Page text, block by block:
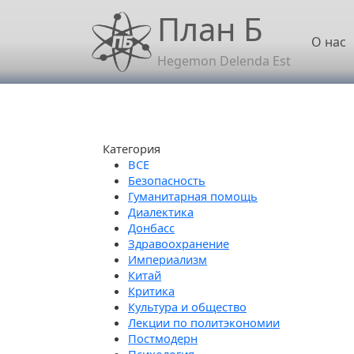
Перейти к основному содержаниюПлан Б
Hegemon Delenda Est
О нас
Категория
Безопасность
Гуманитарная помощь
Диалектика
Донбасс
Здравоохранение
Империализм
Китай
Критика
Культура и общество
Лекции по политэкономии
Постмодерн